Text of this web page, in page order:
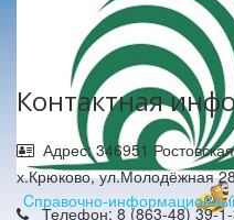
Cправочно-
Контактная
Адрес: 346951
х.Крюково, ул.Молодёжная
Телефон: 8 (863-48) 39-